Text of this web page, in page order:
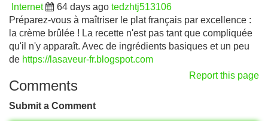
Internet 64 days ago tedzhtj513106
Préparez-vous à maîtriser le plat français par excellence :
la crème brûlée ! La recette n'est pas tant que compliquée
qu'il n'y apparaît. Avec de ingrédients basiques et un peu
de https://lasaveur-fr.blogspot.com
Report this page
Comments
Submit a Comment